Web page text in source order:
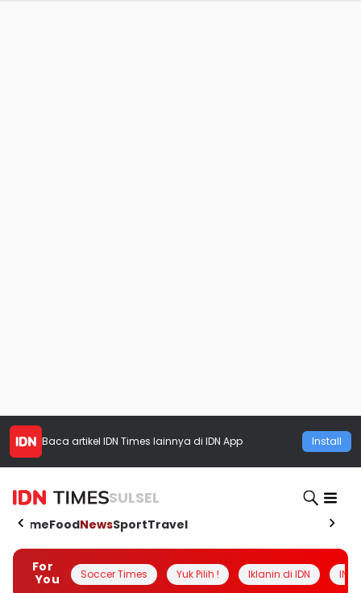
Baca artikel IDN Times lainnya di IDN App Install
SULSEL
HomeFoodNewsSportTravel
For
You
Soccer Times Yuk Pilih ! Iklanin di IDN